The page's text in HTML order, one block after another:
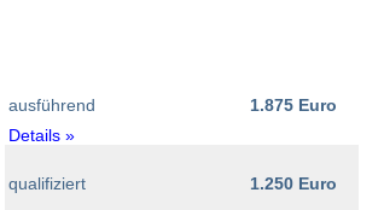
ausführend
Details »
1.875 Euro
qualifiziert 1.250 Euro